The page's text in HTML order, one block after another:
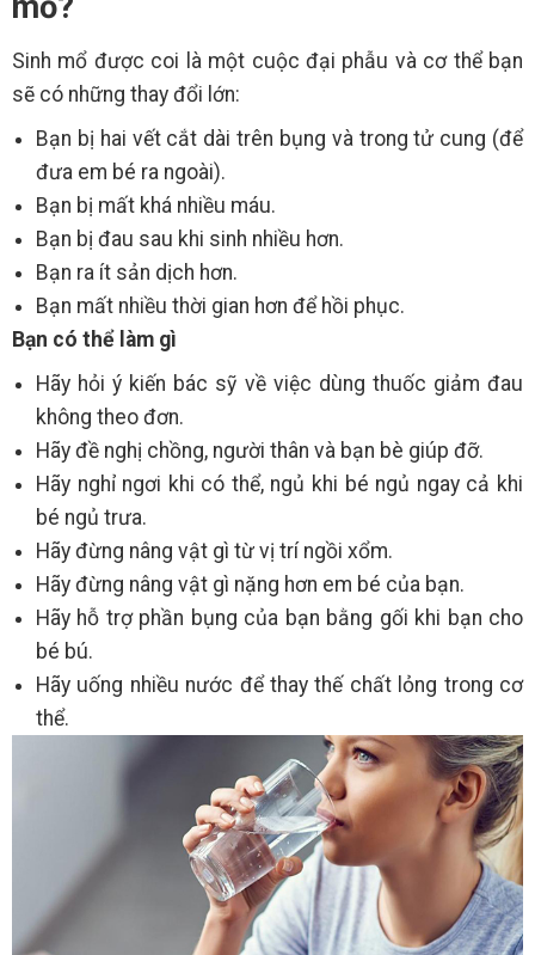
Sinh mổ được coi là một cuộc đại phẫu và cơ thể bạn
sẽ có những thay đổi lớn:
Bạn bị hai vết cắt dài trên bụng và trong tử cung (để
đưa em bé ra ngoài).
Bạn bị mất khá nhiều máu.
Bạn bị đau sau khi sinh nhiều hơn.
Bạn ra ít sản dịch hơn.
Bạn mất nhiều thời gian hơn để hồi phục.
Bạn có thể làm gì
Hãy hỏi ý kiến bác sỹ về việc dùng thuốc giảm đau
không theo đơn.
Hãy đề nghị chồng, người thân và bạn bè giúp đỡ.
Hãy nghỉ ngơi khi có thể, ngủ khi bé ngủ ngay cả khi
bé ngủ trưa.
Hãy đừng nâng vật gì từ vị trí ngồi xổm.
Hãy đừng nâng vật gì nặng hơn em bé của bạn.
Hãy hỗ trợ phần bụng của bạn bằng gối khi bạn cho
bé bú.
Hãy uống nhiều nước để thay thế chất lỏng trong cơ
thể.